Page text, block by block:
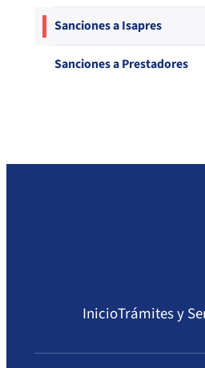
Compendio
Sanciones a Isapres
Sanciones a Prestadores
InicioTrámites y